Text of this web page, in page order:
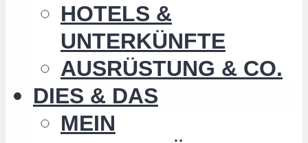
HOTELS &
UNTERKÜNFTE
AUSRÜSTUNG & CO.
DIES & DAS
MEIN